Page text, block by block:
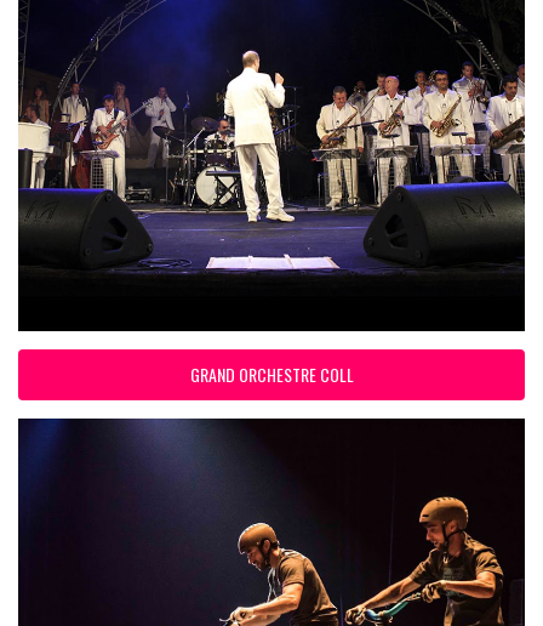
GRAND ORCHESTRE COLL